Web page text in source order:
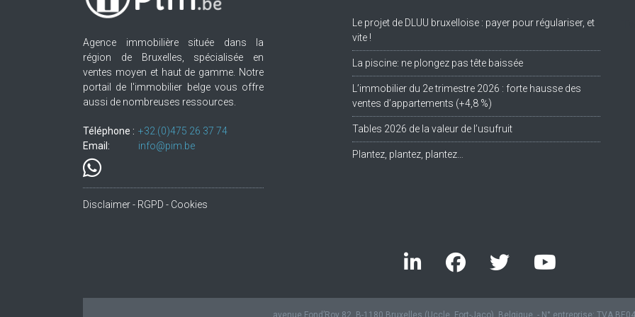
Agence immobilière située dans la
région de Bruxelles, spécialisée en
ventes moyen et haut de gamme. Notre
portail de l'immobilier belge vous offre
aussi de nombreuses ressources.
Téléphone : +32.(0)475 26 37 74
Email:
info@pim.be
Disclaimer - RGPD - Cookies
Le projet de DLUU bruxelloise : payer pour régulariser, et
vite !
La piscine: ne plongez pas tête baissée
L’immobilier du 2e trimestre 2026 : forte hausse des
ventes d’appartements (+4,8 %)
Tables 2026 de la valeur de l’usufruit
Plantez, plantez, plantez…
avenue Fond’Roy 82, B-1180 Bruxelles (Uccle, Fort-Jaco), Belgique. - N° entreprise: TVA